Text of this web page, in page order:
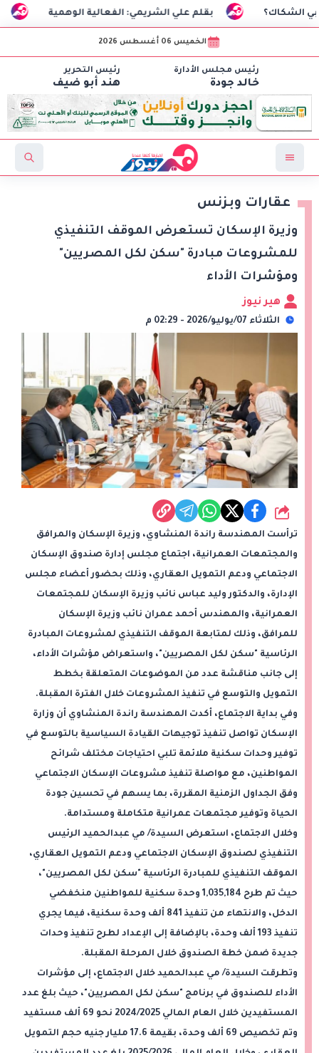
السفير بقلم علي الشريمي: الفعالية الوهمية
الخميس 06 أغسطس 2026
رئيس مجلس الأدارة
خالد جودة
رئيس التحرير
هند أبو ضيف
عقارات وبزنس
وزيرة الإسكان تستعرض الموقف التنفيذي
للمشروعات مبادرة "سكن لكل المصريين"
ومؤشرات الأداء
هير نيوز
الثلاثاء 07/يوليو/2026 - 02:29 م
شارك
ترأست المهندسة راندة المنشاوي، وزيرة الإسكان والمرافق
والمجتمعات العمرانية، اجتماع مجلس إدارة صندوق الإسكان
الاجتماعي ودعم التمويل العقاري، وذلك بحضور أعضاء مجلس
الإدارة، والدكتور وليد عباس نائب وزيرة الإسكان للمجتمعات
العمرانية، والمهندس أحمد عمران نائب وزيرة الإسكان
للمرافق، وذلك لمتابعة الموقف التنفيذي لمشروعات المبادرة
الرئاسية "سكن لكل المصريين"، واستعراض مؤشرات الأداء،
إلى جانب مناقشة عدد من الموضوعات المتعلقة بخطط
التمويل والتوسع في تنفيذ المشروعات خلال الفترة المقبلة.
وفي بداية الاجتماع، أكدت المهندسة راندة المنشاوي أن وزارة
الإسكان تواصل تنفيذ توجيهات القيادة السياسية بالتوسع في
توفير وحدات سكنية ملائمة تلبي احتياجات مختلف شرائح
المواطنين، مع مواصلة تنفيذ مشروعات الإسكان الاجتماعي
وفق الجداول الزمنية المقررة، بما يسهم في تحسين جودة
الحياة وتوفير مجتمعات عمرانية متكاملة ومستدامة.
وخلال الاجتماع، استعرض السيدة/ مي عبدالحميد الرئيس
التنفيذي لصندوق الإسكان الاجتماعي ودعم التمويل العقاري،
الموقف التنفيذي للمبادرة الرئاسية "سكن لكل المصريين"،
حيث تم طرح 1,035,184 وحدة سكنية للمواطنين منخفضي
الدخل، والانتهاء من تنفيذ 841 ألف وحدة سكنية، فيما يجري
تنفيذ 193 ألف وحدة، بالإضافة إلى الإعداد لطرح تنفيذ وحدات
جديدة ضمن خطة الصندوق خلال المرحلة المقبلة.
وتطرقت السيدة/ مي عبدالحميد خلال الاجتماع، إلى مؤشرات
الأداء للصندوق في برنامج "سكن لكل المصريين"، حيث بلغ عدد
المستفيدين خلال العام المالي 2024/2025 نحو 69 ألف مستفيد
وتم تخصيص 69 ألف وحدة، بقيمة 17.6 مليار جنيه حجم التمويل